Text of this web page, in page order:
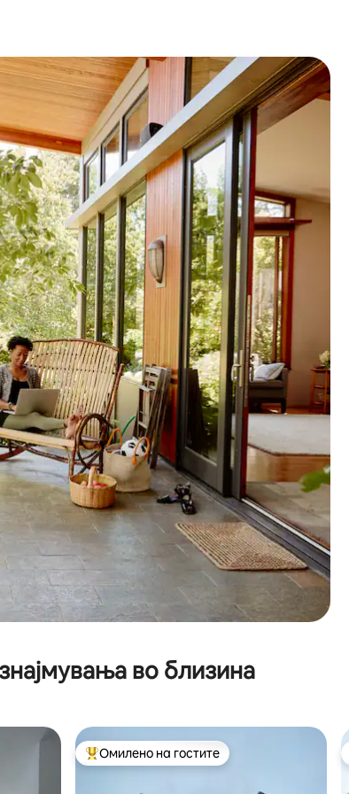
и надолу или истражувајте со допирање или со
во близина
гостите“ Меѓу најуспешните „Омилени на гостите“
Омилено на гостите